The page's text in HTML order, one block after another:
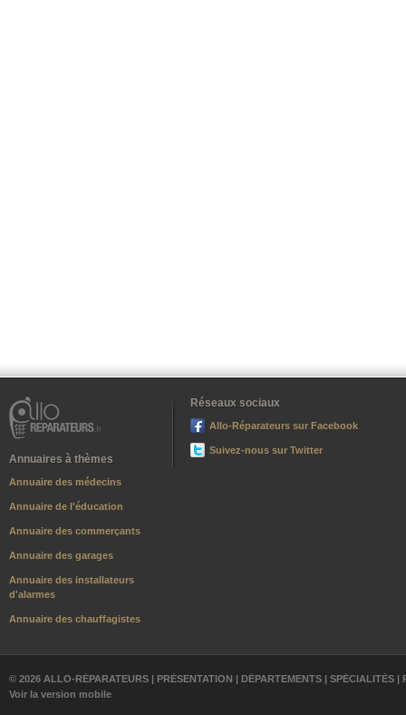
Annuaires à thèmes
Annuaire des médecins
Annuaire de l'éducation
Annuaire des commerçants
Annuaire des garages
Annuaire des installateurs
d'alarmes
Annuaire des chauffagistes
Réseaux sociaux
Allo-Réparateurs sur Facebook
Suivez-nous sur Twitter
© 2026 ALLO-RÉPARATEURS | PRÉSENTATION | DÉPARTEMENTS | SPÉCIALITÉS |
Voir la version mobile